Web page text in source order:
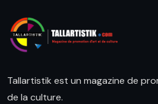
Tallartistik est un magazine de
de la culture.